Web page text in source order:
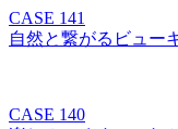
CASE 141
自然と繋がるビュー
CASE 140